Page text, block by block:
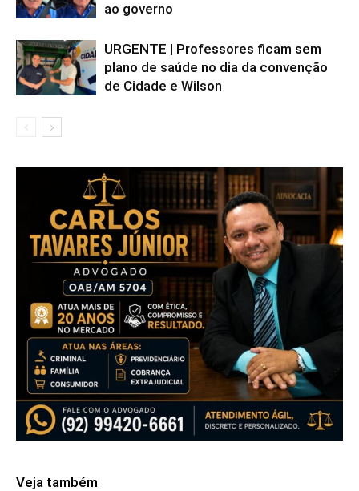
ao governo
URGENTE | Professores ficam sem
plano de saúde no dia da convenção
de Cidade e Wilson
Veja também